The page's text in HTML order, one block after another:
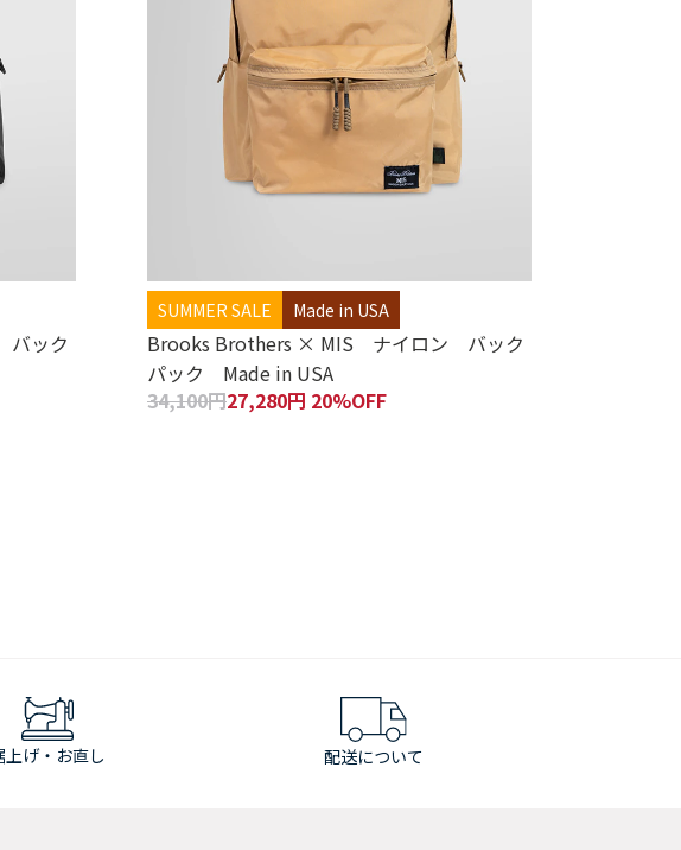
ック
SUMMER SALE Made in USA
Brooks Brothers × MIS ナイロン バック
パック Made in USA
34,100円27,280円 20%OFF
上げ・お直し 配送について